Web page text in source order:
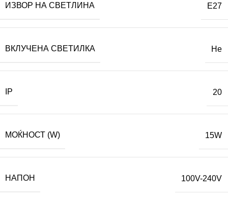
ИЗВОР НА СВЕТЛИНА E27
ВКЛУЧЕНА СВЕТИЛКА Не
IP 20
МОЌНОСТ (W) 15W
НАПОН 100V-240V